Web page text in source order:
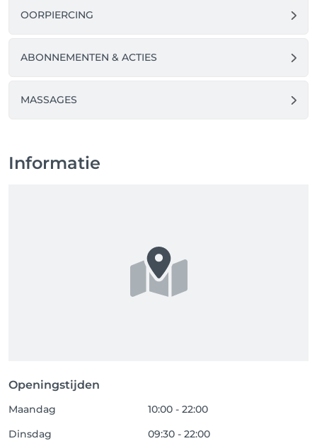
OORPIERCING
ABONNEMENTEN & ACTIES
MASSAGES
Informatie
Openingstijden
Maandag
10:00 - 22:00
Dinsdag
09:30 - 22:00